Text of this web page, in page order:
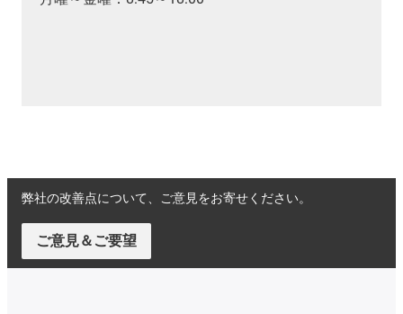
弊社の改善点について、ご意見をお寄せください。
ご意見＆ご要望